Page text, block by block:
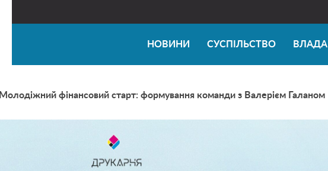
НОВИНИ СУСПІЛЬСТВО ВЛАДА
Молодіжний фінансовий старт: формування команди з Валерієм Галаном